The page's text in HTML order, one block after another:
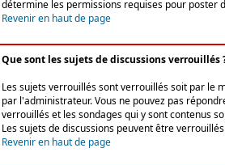
détermine les permissions requises pour poster
Revenir en haut de page
Que sont les sujets de discussions verrouillés
Les sujets verrouillés sont verrouillés soit par le
par l'administrateur. Vous ne pouvez pas
verrouillés et les sondages qui y sont contenus
Les sujets de discussions peuvent être
Revenir en haut de page